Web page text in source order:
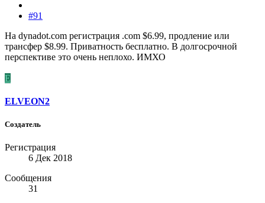
#91
На dynadot.com регистрация .com $6.99, продление или
трансфер $8.99. Приватность бесплатно. В долгосрочной
перспективе это очень неплохо. ИМХО
E
ELVEON2
Создатель
Регистрация
6 Дек 2018
Сообщения
31